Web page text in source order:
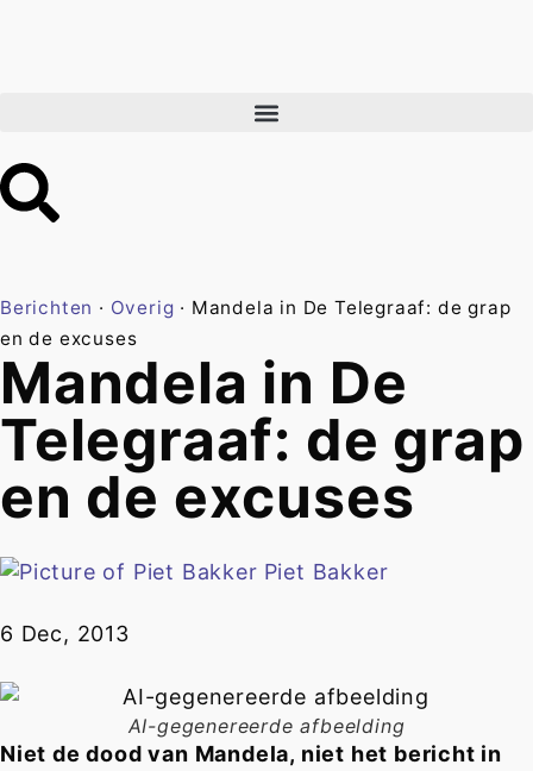
Berichten · Overig · Mandela in De Telegraaf: de grap
en de excuses
Mandela in De
Telegraaf: de grap
en de excuses
Piet Bakker
6 Dec, 2013
AI-gegenereerde afbeelding
Niet de dood van Mandela, niet het bericht in